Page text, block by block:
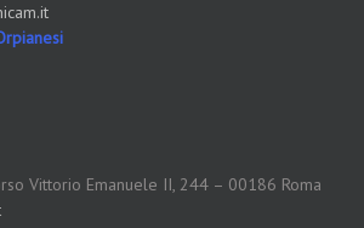
Vittorio Emanuele II, 244 – 00186 Roma